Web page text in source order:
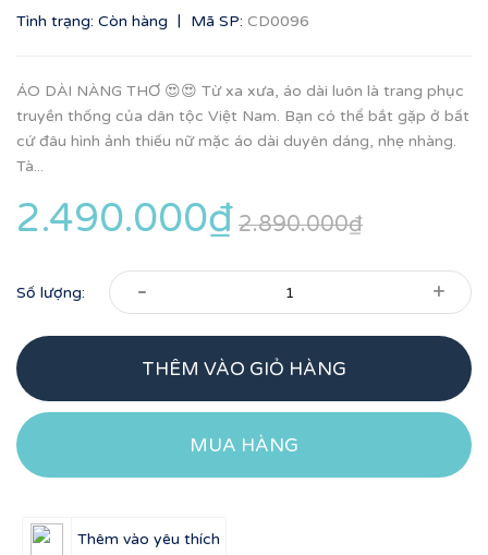
Tình trạng: Còn hàng | Mã SP: CD0096
ÁO DÀI NÀNG THƠ 😍😍 Từ xa xưa, áo dài luôn là trang phục
truyền thống của dân tộc Việt Nam. Bạn có thể bắt gặp ở bất
cứ đâu hình ảnh thiếu nữ mặc áo dài duyên dáng, nhẹ nhàng.
Tà...
2.490.000₫ 2.890.000₫
Số lượng: - +
THÊM VÀO GIỎ HÀNG
MUA HÀNG
Thêm vào yêu thích